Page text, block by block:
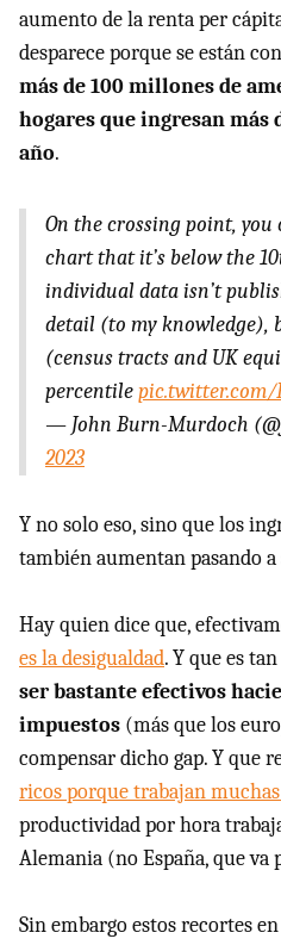
aumento de la renta per
desparece porque se están
más de 100 millones de
hogares que ingresan más
año.
On the crossing point,
chart that it’s below the
individual data isn’t
detail (to my knowledge),
(census tracts and UK
percentilepic.twitter.com/
— John Burn-Murdoch
2023
Y no solo eso, sino que los
también aumentan pasando a
Hay quien dice que,
es la desigualdad. Y que es
ser bastante efectivos
impuestos (más que los
compensar dicho gap. Y que
ricos porque trabajan
productividad por hora
Alemania (no España, que va
Sin embargo estos recortes